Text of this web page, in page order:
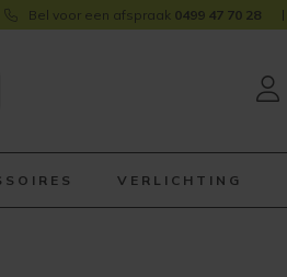
Bel voor een afspraak 0499 47 70 28
VERLICHTING